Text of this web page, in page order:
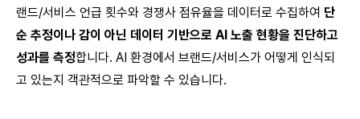
랜드/서비스 언급 횟수와 경쟁사 점유율을 데이터로 수집하여 단
순 추정이나 감이 아닌 데이터 기반으로 AI 노출 현황을 진단하고
성과를 측정합니다. AI 환경에서 브랜드/서비스가 어떻게 인식되
고 있는지 객관적으로 파악할 수 있습니다.